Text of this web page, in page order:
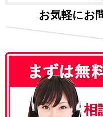
お気軽にお